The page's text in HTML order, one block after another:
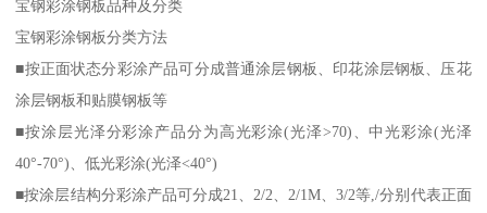
宝钢彩涂钢板品种及分类
宝钢彩涂钢板分类方法
■按正面状态分彩涂产品可分成普通涂层钢板、印花涂层钢板、压花
涂层钢板和贴膜钢板等
■按涂层光泽分彩涂产品分为高光彩涂(光泽>70)、中光彩涂(光泽
40°-70°)、低光彩涂(光泽<40°)
■按涂层结构分彩涂产品可分成21、2/2、2/1M、3/2等,/分别代表正面